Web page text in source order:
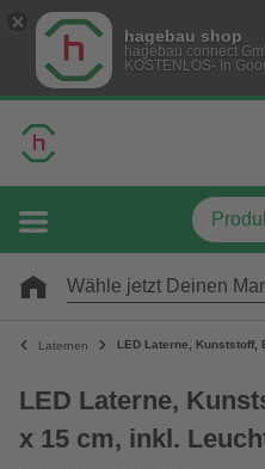
hagebau shop
hagebau connect
KOSTENLOS- In
Wähle jetzt Deinen
Laternen LED Laterne,
LED Laterne,
x 15 cm, inkl.